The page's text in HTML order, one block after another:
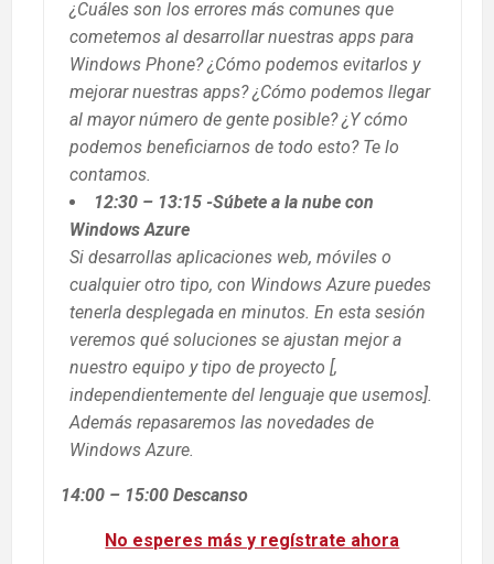
¿Cuáles son los errores más comunes que
cometemos al desarrollar nuestras apps para
Windows Phone? ¿Cómo podemos evitarlos y
mejorar nuestras apps? ¿Cómo podemos llegar
al mayor número de gente posible? ¿Y cómo
podemos beneficiarnos de todo esto? Te lo
contamos.
12:30 – 13:15 -Súbete a la nube con
Windows Azure
Si desarrollas aplicaciones web, móviles o
cualquier otro tipo, con Windows Azure puedes
tenerla desplegada en minutos. En esta sesión
veremos qué soluciones se ajustan mejor a
nuestro equipo y tipo de proyecto [,
independientemente del lenguaje que usemos].
Además repasaremos las novedades de
Windows Azure.
14:00 – 15:00 Descanso
No esperes más y regístrate ahora